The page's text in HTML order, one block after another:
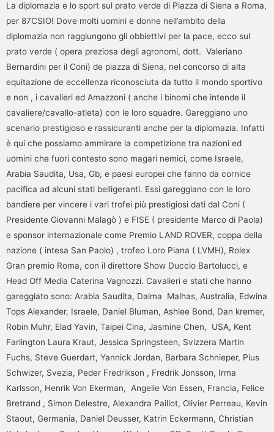
La diplomazia e lo sport sul prato verde di Piazza di Siena a Roma,
per 87CSIO! Dove molti uomini e donne nell’ambito della
diplomazia non raggiungono gli obbiettivi per la pace, ecco sul
prato verde ( opera preziosa degli agronomi, dott. Valeriano
Bernardini per il Coni) de piazza di Siena, nel concorso di alta
equitazione de eccellenza riconosciuta da tutto il mondo sportivo
e non , i cavalieri ed Amazzoni ( anche i binomi che intende il
cavaliere/cavallo-atleta) con le loro squadre. Gareggiano uno
scenario prestigioso e rassicuranti anche per la diplomazia. Infatti
è qui che possiamo ammirare la competizione tra nazioni ed
uomini che fuori contesto sono magari nemici, come Israele,
Arabia Saudita, Usa, Gb, e paesi europei che fanno da cornice
pacifica ad alcuni stati belligeranti. Essi gareggiano con le loro
bandiere per vincere i vari trofei più prestigiosi dati dal Coni (
Presidente Giovanni Malagò ) e FISE ( presidente Marco di Paola)
e sponsor internazionale come Premio LAND ROVER, coppa della
nazione ( intesa San Paolo) , trofeo Loro Piana ( LVMH), Rolex
Gran premio Roma, con il direttore Show Duccio Bartolucci, e
Head Off Media Caterina Vagnozzi. Cavalieri e stati che hanno
gareggiato sono: Arabia Saudita, Dalma Malhas, Australia, Edwina
Tops Alexander, Israele, Daniel Bluman, Ashlee Bond, Dan kremer,
Robin Muhr, Elad Yavin, Taipei Cina, Jasmine Chen, USA, Kent
Fariington Laura Kraut, Jessica Springsteen, Svizzera Martin
Fuchs, Steve Guerdart, Yannick Jordan, Barbara Schnieper, Pius
Schwizer, Svezia, Peder Fredrikson , Fredrik Jonsson, Irma
Karlsson, Henrik Von Ekerman, Angelie Von Essen, Francia, Felice
Bretrand , Simon Delestre, Alexandra Paillot, Olivier Perreau, Kevin
Staout, Germania, Daniel Deusser, Katrin Eckermann, Christian